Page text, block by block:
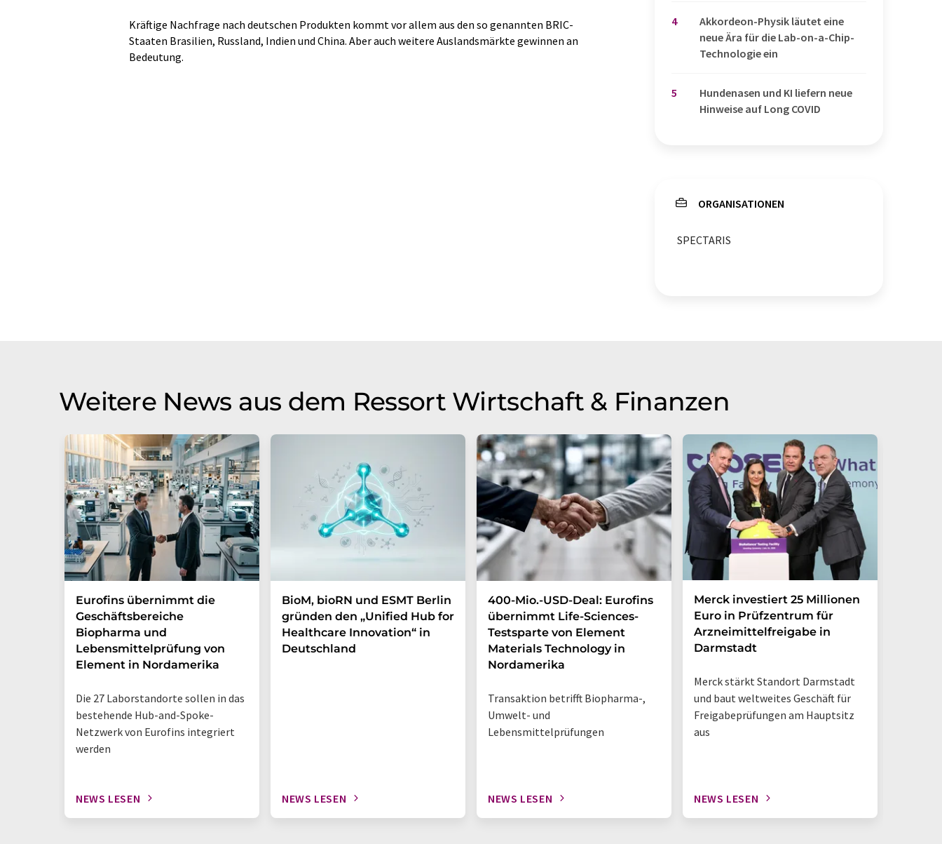
Kräftige Nachfrage nach deutschen Produkten kommt vor allem aus den so genannten BRIC-
Staaten Brasilien, Russland, Indien und China. Aber auch weitere Auslandsmärkte gewinnen an
Bedeutung.
4
Akkordeon-Physik läutet eine
neue Ära für die Lab-on-a-Chip-
Technologie ein
5
Hundenasen und KI liefern neue
Hinweise auf Long COVID
ORGANISATIONEN
SPECTARIS
Weitere News aus dem Ressort Wirtschaft & Finanzen
Eurofins übernimmt die
Geschäftsbereiche
Biopharma und
Lebensmittelprüfung von
Element in Nordamerika
Die 27 Laborstandorte sollen in das
bestehende Hub-and-Spoke-
Netzwerk von Eurofins integriert
werden
NEWS LESEN
BioM, bioRN und ESMT Berlin
gründen den „Unified Hub for
Healthcare Innovation“ in
Deutschland
NEWS LESEN
400-Mio.-USD-Deal: Eurofins
übernimmt Life-Sciences-
Testsparte von Element
Materials Technology in
Nordamerika
Transaktion betrifft Biopharma-,
Umwelt- und
Lebensmittelprüfungen
NEWS LESEN
Merck investiert 25 Millionen
Euro in Prüfzentrum für
Arzneimittelfreigabe in
Darmstadt
Merck stärkt Standort Darmstadt
und baut weltweites Geschäft für
Freigabeprüfungen am Hauptsitz
aus
NEWS LESEN